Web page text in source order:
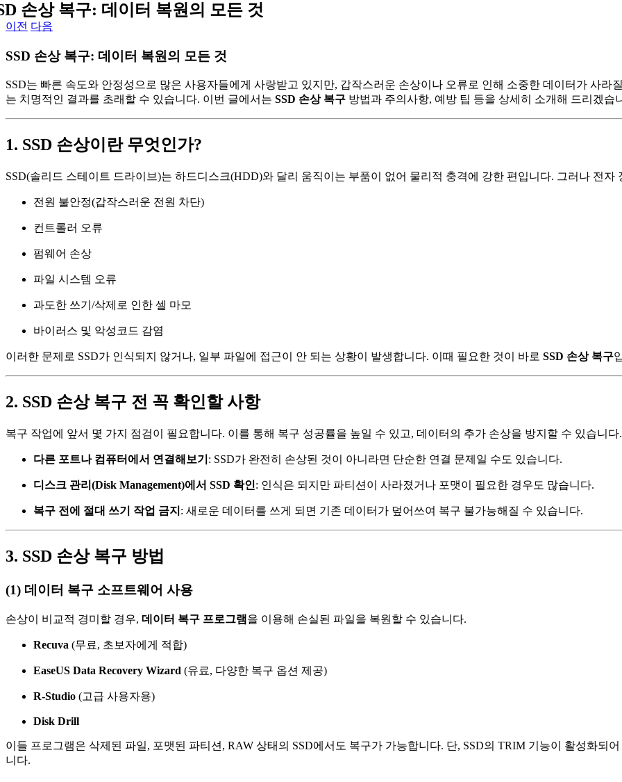
손상 복구: 데이터 복원의 모든 것
이전 다음
SSD 손상 복구: 데이터 복원의 모든 것
SSD는 빠른 속도와 안정성으로 많은 사용자들에게 사랑받고 있지만, 갑작스러운 손상이나 오류로 인해 소중한 데이터가 사라
는 치명적인 결과를 초래할 수 있습니다. 이번 글에서는 SSD 손상 복구 방법과 주의사항, 예방 팁 등을 상세히 소개해 드리겠습
1. SSD 손상이란 무엇인가?
SSD(솔리드 스테이트 드라이브)는 하드디스크(HDD)와 달리 움직이는 부품이 없어 물리적 충격에 강한 편입니다. 그러나 전
전원 불안정(갑작스러운 전원 차단)
컨트롤러 오류
펌웨어 손상
파일 시스템 오류
과도한 쓰기/삭제로 인한 셀 마모
바이러스 및 악성코드 감염
이러한 문제로 SSD가 인식되지 않거나, 일부 파일에 접근이 안 되는 상황이 발생합니다. 이때 필요한 것이 바로 SSD 손상 복구
2. SSD 손상 복구 전 꼭 확인할 사항
복구 작업에 앞서 몇 가지 점검이 필요합니다. 이를 통해 복구 성공률을 높일 수 있고, 데이터의 추가 손상을 방지할 수 있습니다.
다른 포트나 컴퓨터에서 연결해보기 : SSD가 완전히 손상된 것이 아니라면 단순한 연결 문제일 수도 있습니다.
디스크 관리(Disk Management)에서 SSD 확인: 인식은 되지만 파티션이 사라졌거나 포맷이 필요한 경우도 많습니다.
복구 전에 절대 쓰기 작업 금지 : 새로운 데이터를 쓰게 되면 기존 데이터가 덮어쓰여 복구 불가능해질 수 있습니다.
3. SSD 손상 복구 방법
(1) 데이터 복구 소프트웨어 사용
손상이 비교적 경미할 경우, 데이터 복구 프로그램을 이용해 손실된 파일을 복원할 수 있습니다.
Recuva (무료, 초보자에게 적합)
EaseUS Data Recovery Wizard (유료, 다양한 복구 옵션 제공)
R-Studio (고급 사용자용)
Disk Drill
이들 프로그램은 삭제된 파일, 포맷된 파티션, RAW 상태의 SSD에서도 복구가 가능합니다. 단, SSD의 TRIM 기능이 활성화되
니다.